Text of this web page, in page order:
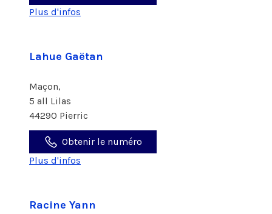
Plus d'infos
Lahue Gaëtan
Maçon,
5 all Lilas
44290 Pierric
Obtenir le numéro
Plus d'infos
Racine Yann